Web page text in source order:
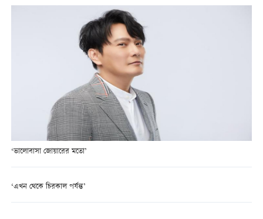
‘ভালোবাসা জোয়ারের মতো’
‘এখন থেকে চিরকাল পর্যন্ত’